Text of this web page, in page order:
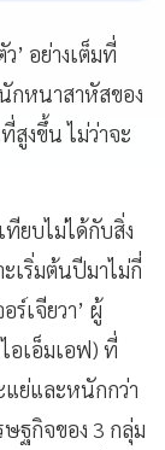
อย่างเต็มที่
กหนาสาหัสของ
งขึ้น ไม่ว่าจะ
ยบไม่ได้กับสิ่ง
เริ่มต้นปีมาไม่กี่
ร์เจียวา’ ผู้
อเอ็มเอฟ) ที่
แย่และหนักกว่า
ษฐกิจของ 3 กลุ่ม